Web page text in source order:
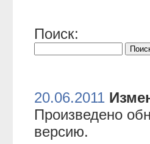
Поиск:
20.06.2011
Произведено
версию.